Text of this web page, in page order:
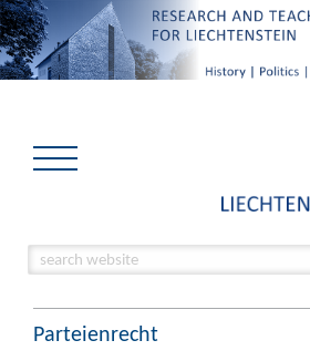
Parteienrecht